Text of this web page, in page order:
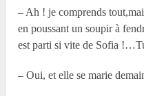
– Ah ! je comprends
en poussant un soupir à
est parti si vite de Sofia
– Oui, et elle se marie